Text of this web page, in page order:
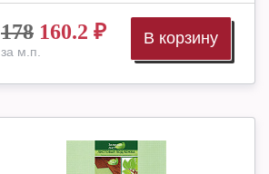
178 160.2 ₽
за м.п.
В корзину